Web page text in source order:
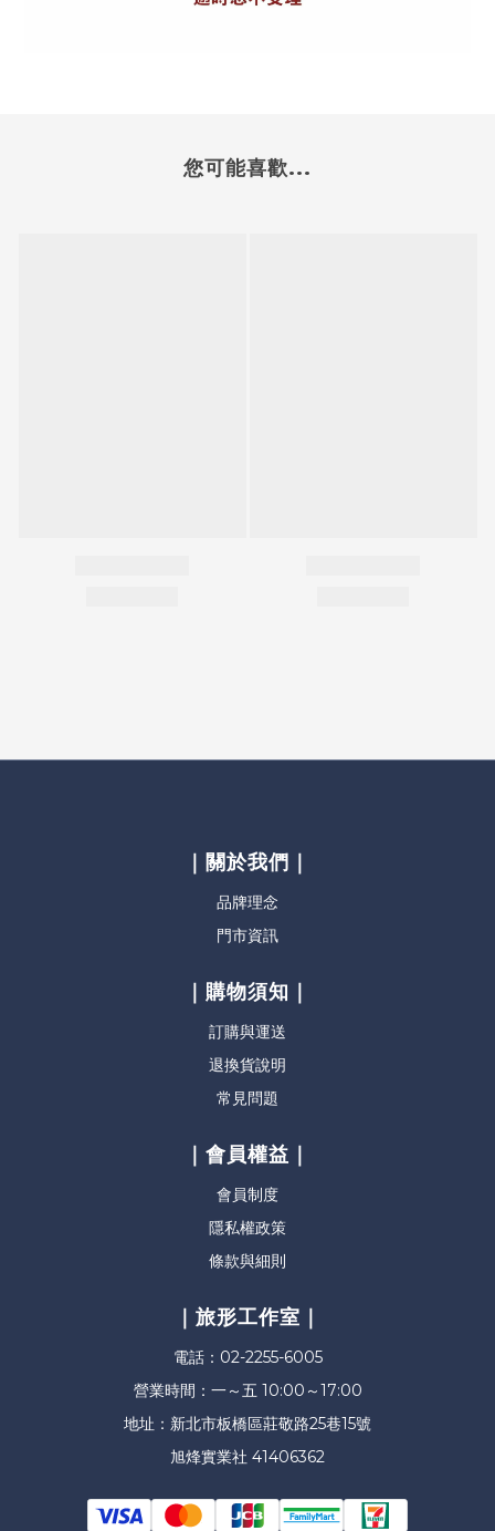
您可能喜歡...
｜關於我們｜
品牌理念
門市資訊
｜購物須知｜
訂購與運送
退換貨說明
常見問題
｜會員權益｜
會員制度
隱私權政策
條款與細則
｜旅形工作室｜
電話：02-2255-6005
營業時間：一～五 10:00～17:00
地址：新北市板橋區莊敬路25巷15號
旭烽實業社 41406362